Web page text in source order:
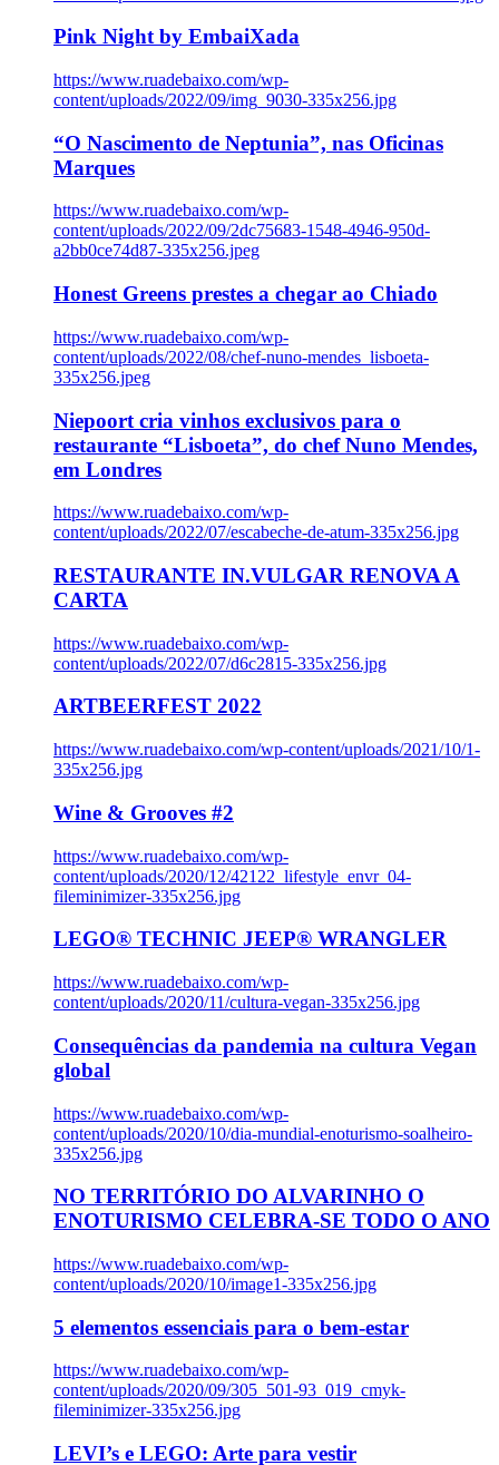
Pink Night by EmbaiXada
https://www.ruadebaixo.com/wp-
content/uploads/2022/09/img_9030-335x256.jpg
“O Nascimento de Neptunia”, nas Oficinas
Marques
https://www.ruadebaixo.com/wp-
content/uploads/2022/09/2dc75683-1548-4946-950d-
a2bb0ce74d87-335x256.jpeg
Honest Greens prestes a chegar ao Chiado
https://www.ruadebaixo.com/wp-
content/uploads/2022/08/chef-nuno-mendes_lisboeta-
335x256.jpeg
Niepoort cria vinhos exclusivos para o
restaurante “Lisboeta”, do chef Nuno Mendes,
em Londres
https://www.ruadebaixo.com/wp-
content/uploads/2022/07/escabeche-de-atum-335x256.jpg
RESTAURANTE IN.VULGAR RENOVA A
CARTA
https://www.ruadebaixo.com/wp-
content/uploads/2022/07/d6c2815-335x256.jpg
ARTBEERFEST 2022
https://www.ruadebaixo.com/wp-content/uploads/2021/10/1-
335x256.jpg
Wine & Grooves #2
https://www.ruadebaixo.com/wp-
content/uploads/2020/12/42122_lifestyle_envr_04-
fileminimizer-335x256.jpg
LEGO® TECHNIC JEEP® WRANGLER
https://www.ruadebaixo.com/wp-
content/uploads/2020/11/cultura-vegan-335x256.jpg
Consequências da pandemia na cultura Vegan
global
https://www.ruadebaixo.com/wp-
content/uploads/2020/10/dia-mundial-enoturismo-soalheiro-
335x256.jpg
NO TERRITÓRIO DO ALVARINHO O
ENOTURISMO CELEBRA-SE TODO O ANO
https://www.ruadebaixo.com/wp-
content/uploads/2020/10/image1-335x256.jpg
5 elementos essenciais para o bem-estar
https://www.ruadebaixo.com/wp-
content/uploads/2020/09/305_501-93_019_cmyk-
fileminimizer-335x256.jpg
LEVI’s e LEGO: Arte para vestir